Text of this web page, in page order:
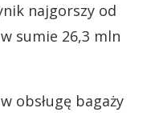
najgorszy od
sumie 26,3 mln
obsługę bagaży